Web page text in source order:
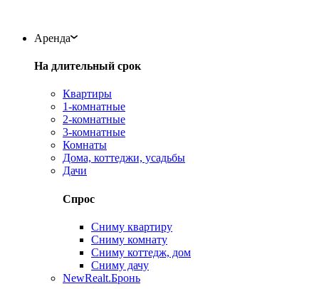
Аренда
На длительный срок
Квартиры
1-комнатные
2-комнатные
3-комнатные
Комнаты
Дома, коттеджи, усадьбы
Дачи
Спрос
Сниму квартиру
Сниму комнату
Сниму коттедж, дом
Сниму дачу
NewRealt.Бронь